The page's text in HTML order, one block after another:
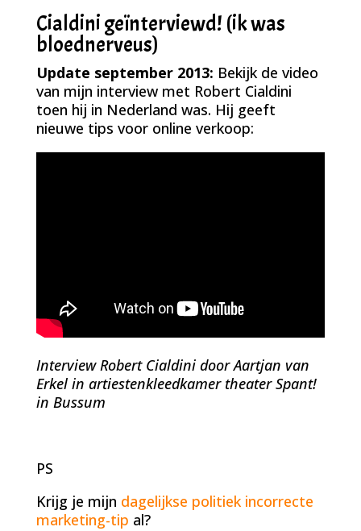
Cialdini geïnterviewd! (ik was
bloednerveus)
Update september 2013: Bekijk de video
van mijn interview met Robert Cialdini
toen hij in Nederland was. Hij geeft
nieuwe tips voor online verkoop:
Interview Robert Cialdini door Aartjan van
Erkel in artiestenkleedkamer theater Spant!
in Bussum
PS
Krijg je mijn dagelijkse politiek incorrecte
marketing-tip al?